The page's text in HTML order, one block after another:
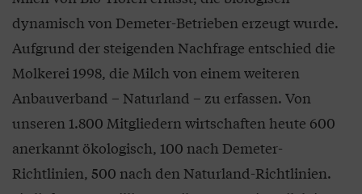
dynamisch von Demeter-Betrieben erzeugt wurde.
Aufgrund der steigenden Nachfrage entschied die
Molkerei 1998, die Milch von einem weiteren
Anbauverband – Naturland – zu erfassen. Von
unseren 1.800 Mitgliedern wirtschaften heute 600
anerkannt ökologisch, 100 nach Demeter-
Richtlinien, 500 nach den Naturland-Richtlinien.